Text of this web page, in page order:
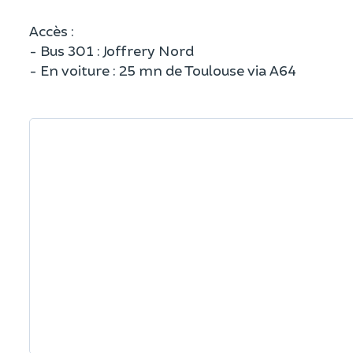
Accès :
- Bus 301 : Joffrery Nord
- En voiture : 25 mn de Toulouse via A64